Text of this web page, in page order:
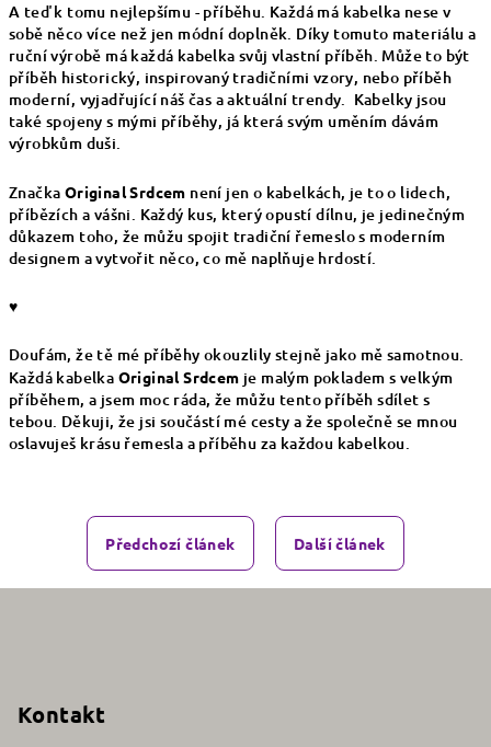
A teď k tomu nejlepšímu - příběhu. Každá má kabelka nese v
sobě něco více než jen módní doplněk. Díky tomuto materiálu a
ruční výrobě má každá kabelka svůj vlastní příběh. Může to být
příběh historický, inspirovaný tradičními vzory, nebo příběh
moderní, vyjadřující náš čas a aktuální trendy. Kabelky jsou
také spojeny s mými příběhy, já která svým uměním dávám
výrobkům duši.
Značka Original Srdcem není jen o kabelkách, je to o lidech,
příbězích a vášni. Každý kus, který opustí dílnu, je jedinečným
důkazem toho, že můžu spojit tradiční řemeslo s moderním
designem a vytvořit něco, co mě naplňuje hrdostí.
♥
Doufám, že tě mé příběhy okouzlily stejně jako mě samotnou.
Každá kabelka Original Srdcem je malým pokladem s velkým
příběhem, a jsem moc ráda, že můžu tento příběh sdílet s
tebou. Děkuji, že jsi součástí mé cesty a že společně se mnou
oslavuješ krásu řemesla a příběhu za každou kabelkou.
Předchozí článek Další článek
Kontakt